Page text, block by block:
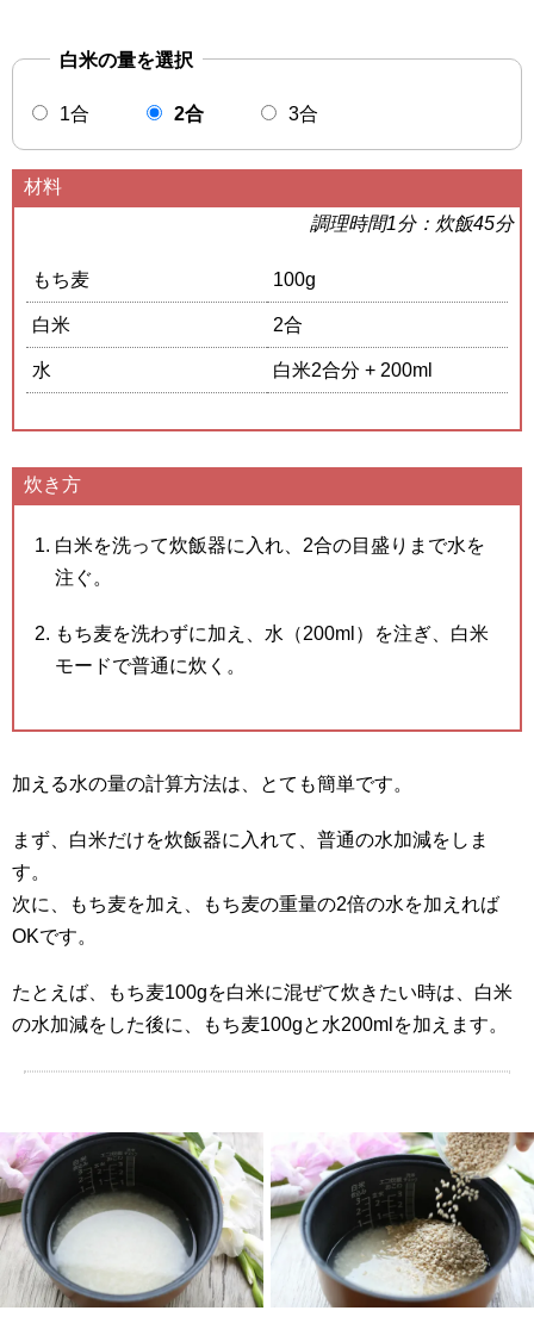
白米の量を選択
1合 2合 3合
材料
調理時間1分：炊飯45分
もち麦 100g
白米 2合
水 白米2合分 + 200ml
炊き方
白米を洗って炊飯器に入れ、 2合の目盛りまで水を
注ぐ。
もち麦を洗わずに加え、水（200ml）を注ぎ、白米
モードで普通に炊く。
加える水の量の計算方法は、とても簡単です。
まず、白米だけを炊飯器に入れて、普通の水加減をしま
す。
次に、もち麦を加え、もち麦の重量の2倍の水を加えれば
OKです。
たとえば、もち麦100gを白米に混ぜて炊きたい時は、白米
の水加減をした後に、もち麦100gと水200mlを加えます。